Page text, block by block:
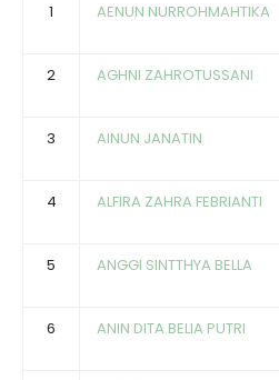
1 AENUN NURROHMAHTIKA
2 AGHNI ZAHROTUSSANI
3 AINUN JANATIN
4 ALFIRA ZAHRA FEBRIANTI
5 ANGGI SINTTHYA BELLA
6 ANIN DITA BELIA PUTRI